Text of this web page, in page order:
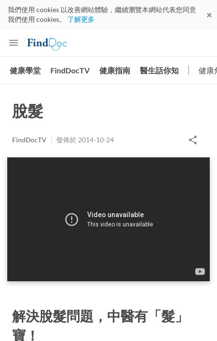
我們使用 cookies 以改善網站體驗，繼續瀏覽本網站代表您同意
我們使用 cookies。 了解更多
健康學堂 FindDocTV 健康指南 醫生話你知 健康
脫髮
FindDocTV | 發佈於 2014-10-24
解決脫髮問題，中醫有「髮」
寶！